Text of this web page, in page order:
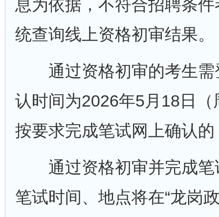
息为依据，不符合招聘条
统查询线上资格初审结果。
通过资格初审的考生需
认时间为2026年5月18日
按要求完成笔试网上确认
通过资格初审并完成笔
笔试时间、地点将在“龙岗